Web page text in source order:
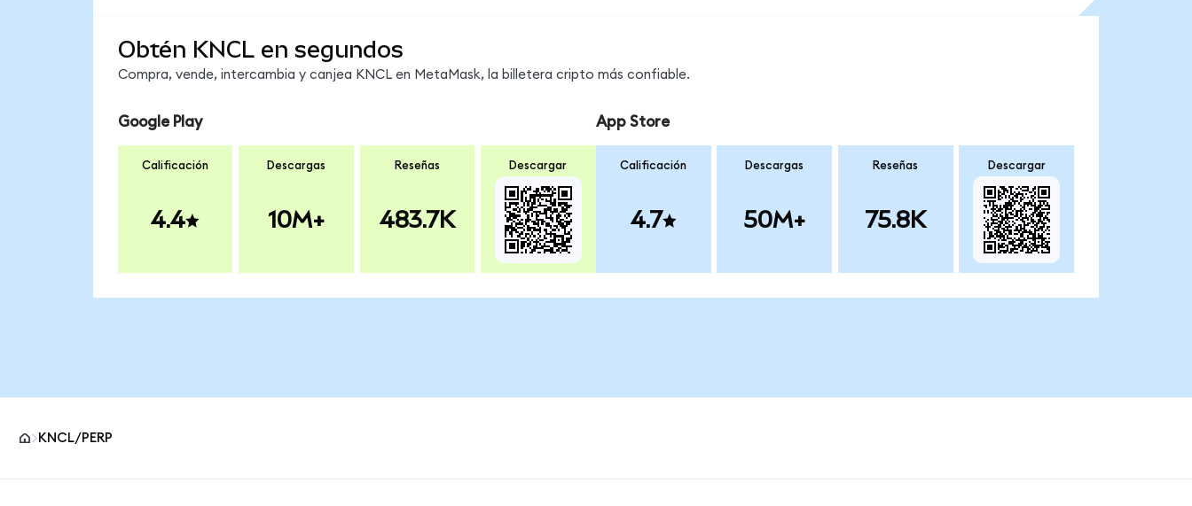
Obtén KNCL en segundos
Compra, vende, intercambia y canjea KNCL en MetaMask, la billetera cripto más confiable.
Google Play
Calificación
4.4
Descargas
10M+
Reseñas
483.7K
Descargar
App Store
Calificación
4.7
Descargas
50M+
Reseñas
75.8K
Descargar
KNCL/PERP